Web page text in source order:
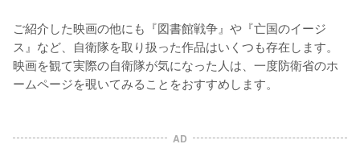
ご紹介した映画の他にも『図書館戦争』や『亡国のイージ
ス』など、自衛隊を取り扱った作品はいくつも存在します。
映画を観て実際の自衛隊が気になった人は、一度防衛省のホ
ームページを覗いてみることをおすすめします。
AD